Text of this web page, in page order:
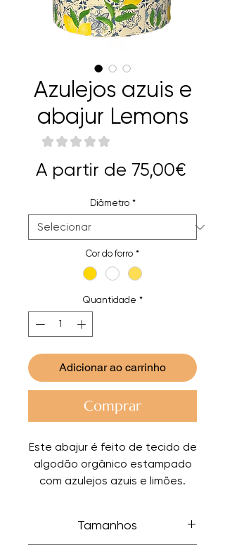
Azulejos azuis e
abajur Lemons
★ ★ ★ ★ ★
A partir de 75,00€Preço
Diâmetro *
Cor do forro *
Quantidade *
Adicionar ao carrinho
Comprar
Este abajur é feito de tecido de
algodão orgânico estampado
com azulejos azuis e limões.
champanhe, mas também pode
ser escolhido em branco ou
Tamanhos